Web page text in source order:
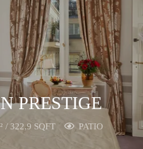
PRESTIGE
/ 322,9 SQFT
PATIO